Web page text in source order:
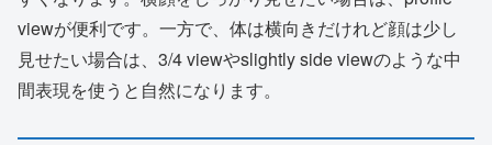
viewが便利です。一方で、体は横向きだけれど顔は少し
見せたい場合は、3/4 viewやslightly side viewのような中
間表現を使うと自然になります。